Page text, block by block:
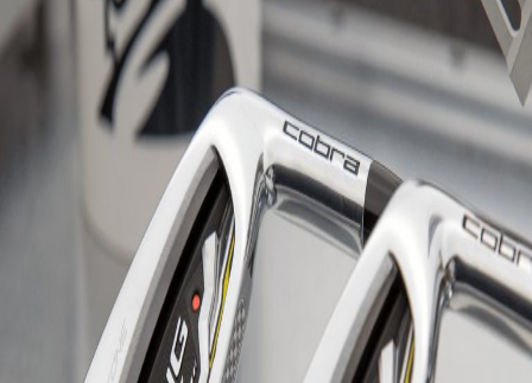
Our Mission 私たちの使命
ABOUT US MyGolfSpyJapanとは？